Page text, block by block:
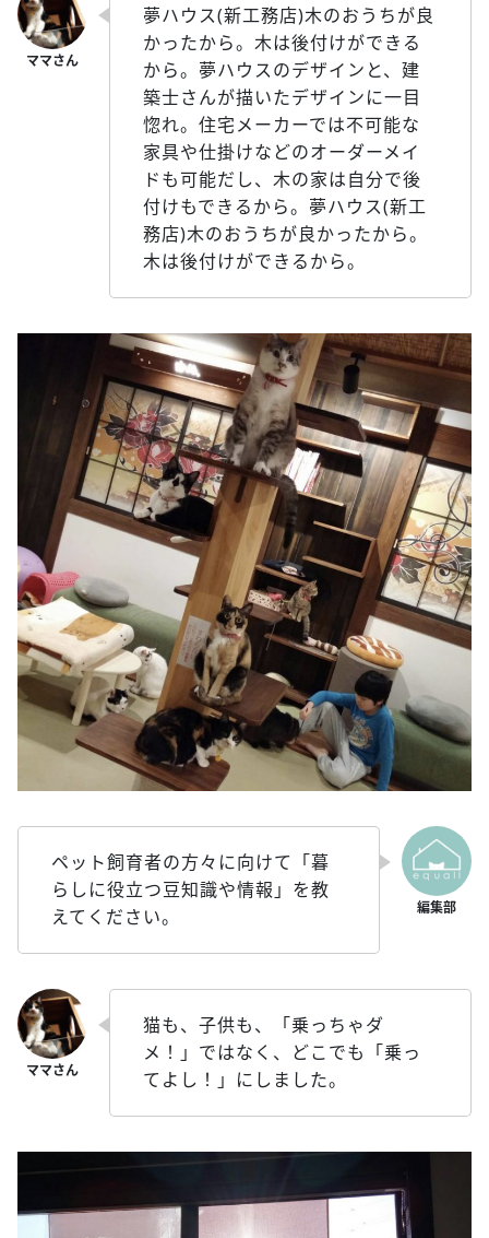
夢ハウス(新工務店)木のおうちが良
かったから。木は後付けができる
から。夢ハウスのデザインと、建
築士さんが描いたデザインに一目
惚れ。住宅メーカーでは不可能な
家具や仕掛けなどのオーダーメイ
ドも可能だし、木の家は自分で後
付けもできるから。夢ハウス(新工
務店)木のおうちが良かったから。
木は後付けができるから。
ペット飼育者の方々に向けて「暮
らしに役立つ豆知識や情報」を教
えてください。
猫も、子供も、「乗っちゃダ
メ！」ではなく、どこでも「乗っ
てよし！」にしました。